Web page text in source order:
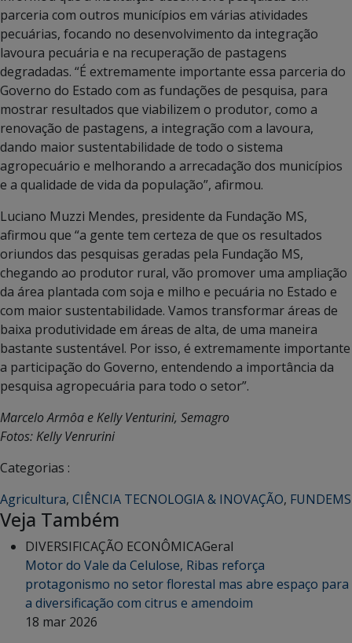
parceria com outros municípios em várias atividades
pecuárias, focando no desenvolvimento da integração
lavoura pecuária e na recuperação de pastagens
degradadas. “É extremamente importante essa parceria do
Governo do Estado com as fundações de pesquisa, para
mostrar resultados que viabilizem o produtor, como a
renovação de pastagens, a integração com a lavoura,
dando maior sustentabilidade de todo o sistema
agropecuário e melhorando a arrecadação dos municípios
e a qualidade de vida da população”, afirmou.
Luciano Muzzi Mendes, presidente da Fundação MS,
afirmou que “a gente tem certeza de que os resultados
oriundos das pesquisas geradas pela Fundação MS,
chegando ao produtor rural, vão promover uma ampliação
da área plantada com soja e milho e pecuária no Estado e
com maior sustentabilidade. Vamos transformar áreas de
baixa produtividade em áreas de alta, de uma maneira
bastante sustentável. Por isso, é extremamente importante
a participação do Governo, entendendo a importância da
pesquisa agropecuária para todo o setor”.
Marcelo Armôa e Kelly Venturini, Semagro
Fotos: Kelly Venrurini
Categorias :
Agricultura, CIÊNCIA TECNOLOGIA & INOVAÇÃO, FUNDEMS
Veja Também
DIVERSIFICAÇÃO ECONÔMICAGeral
Motor do Vale da Celulose, Ribas reforça
protagonismo no setor florestal mas abre espaço para
a diversificação com citrus e amendoim
18 mar 2026